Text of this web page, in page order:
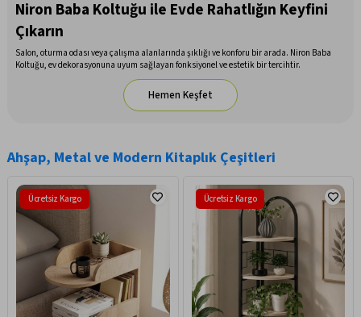
Niron Baba Koltuğu ile Evde Rahatlığın Keyfini
Çıkarın
Salon, oturma odası veya çalışma alanlarında şıklığı ve konforu bir arada. Niron Baba
Koltuğu, ev dekorasyonuna uyum sağlayan fonksiyonel ve estetik bir tercihtir.
Hemen Keşfet
Ahşap, Metal ve Modern Kitaplık Çeşitleri
Ücretsiz Kargo Ücretsiz Kargo